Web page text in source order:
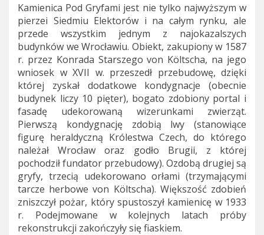
Kamienica Pod Gryfami jest nie tylko najwyższym w
pierzei Siedmiu Elektorów i na całym rynku, ale
przede wszystkim jednym z najokazalszych
budynków we Wrocławiu. Obiekt, zakupiony w 1587
r. przez Konrada Starszego von Költscha, na jego
wniosek w XVII w. przeszedł przebudowę, dzięki
której zyskał dodatkowe kondygnacje (obecnie
budynek liczy 10 pięter), bogato zdobiony portal i
fasadę udekorowaną wizerunkami zwierząt.
Pierwszą kondygnację zdobią lwy (stanowiące
figurę heraldyczną Królestwa Czech, do którego
należał Wrocław oraz godło Brugii, z której
pochodził fundator przebudowy). Ozdobą drugiej są
gryfy, trzecią udekorowano orłami (trzymającymi
tarcze herbowe von Költscha). Większość zdobień
zniszczył pożar, który spustoszył kamienicę w 1933
r. Podejmowane w kolejnych latach próby
rekonstrukcji zakończyły się fiaskiem.